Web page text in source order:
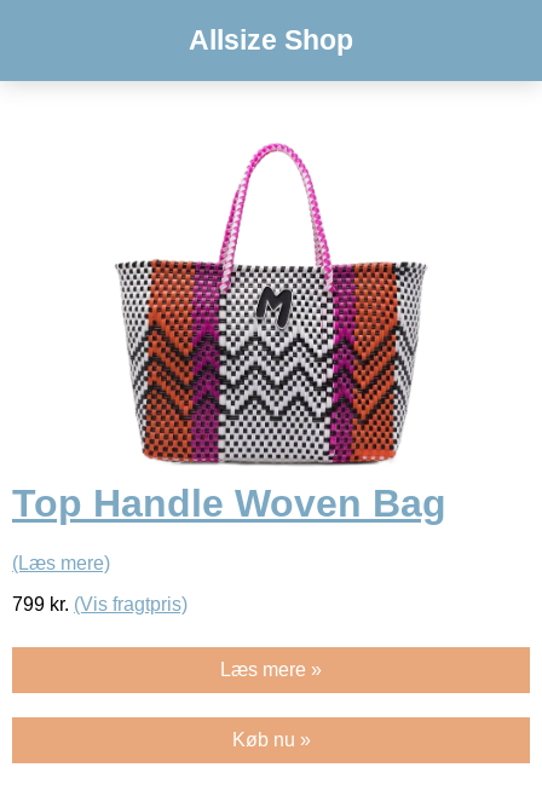
Allsize Shop
Top Handle Woven Bag
(Læs mere)
799 kr. (Vis fragtpris)
Læs mere »
Køb nu »